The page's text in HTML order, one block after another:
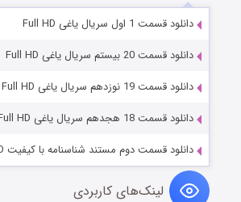
دانلود قسمت 1 اول سریال یاغی Full HD
دانلود قسمت 20 بیستم سریال یاغی Full HD
دانلود قسمت 19 نوزدهم سریال یاغی Full HD
دانلود قسمت 18 هجدهم سریال یاغی Full HD
دانلود قسمت دوم مستند شناسنامه با کیفیت Full HD
لینک‌های کاربردی